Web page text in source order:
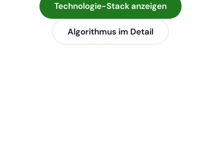
Technologie-Stack anzeigen
Algorithmus im Detail